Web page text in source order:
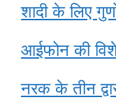
शादी के लिए
आईफोन की
नरक के तीन